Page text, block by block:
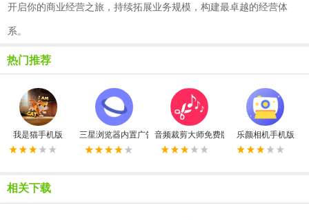
开启你的商业经营之旅，持续拓展业务规模，构建最卓越的经营体
系。
热门推荐
我是猫手机版 三星浏览器内置广告拦截器最新版
音频裁剪大师免费版 乐颜相机手机版
相关下载